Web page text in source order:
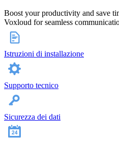
Boost your productivity and save
Voxloud for seamless
Istruzioni di installazione
Supporto tecnico
Sicurezza dei dati